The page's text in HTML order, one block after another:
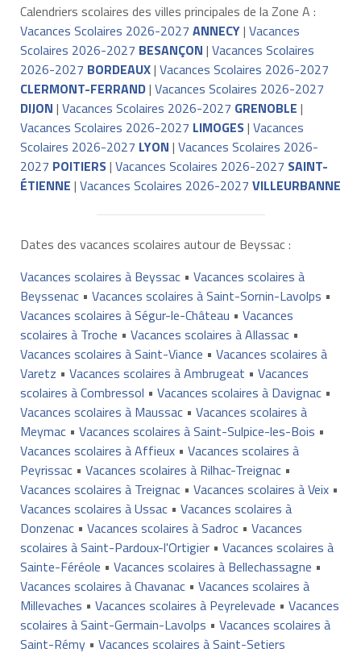
Calendriers scolaires des villes principales de la Zone A :
Vacances Scolaires 2026-2027 ANNECY| Vacances
Scolaires 2026-2027 BESANÇON | Vacances Scolaires
2026-2027 BORDEAUX| Vacances Scolaires 2026-2027
CLERMONT-FERRAND| Vacances Scolaires 2026-2027
DIJON | Vacances Scolaires 2026-2027 GRENOBLE |
Vacances Scolaires 2026-2027 LIMOGES| Vacances
Scolaires 2026-2027 LYON | Vacances Scolaires 2026-
2027 POITIERS| Vacances Scolaires 2026-2027 SAINT-
ÉTIENNE | Vacances Scolaires 2026-2027 VILLEURBANNE
Dates des vacances scolaires autour de Beyssac :
Vacances scolaires à Beyssac• Vacances scolaires à
Beyssenac• Vacances scolaires à Saint-Sornin-Lavolps •
Vacances scolaires à Ségur-le-Château • Vacances
scolaires à Troche • Vacances scolaires à Allassac•
Vacances scolaires à Saint-Viance • Vacances scolaires à
Varetz • Vacances scolaires à Ambrugeat • Vacances
scolaires à Combressol • Vacances scolaires à Davignac•
Vacances scolaires à Maussac• Vacances scolaires à
Meymac• Vacances scolaires à Saint-Sulpice-les-Bois •
Vacances scolaires à Affieux• Vacances scolaires à
Peyrissac• Vacances scolaires à Rilhac-Treignac•
Vacances scolaires à Treignac• Vacances scolaires à Veix•
Vacances scolaires à Ussac• Vacances scolaires à
Donzenac• Vacances scolaires à Sadroc• Vacances
scolaires à Saint-Pardoux-l'Ortigier• Vacances scolaires à
Sainte-Féréole • Vacances scolaires à Bellechassagne •
Vacances scolaires à Chavanac• Vacances scolaires à
Millevaches • Vacances scolaires à Peyrelevade • Vacances
scolaires à Saint-Germain-Lavolps • Vacances scolaires à
Saint-Rémy• Vacances scolaires à Saint-Setiers